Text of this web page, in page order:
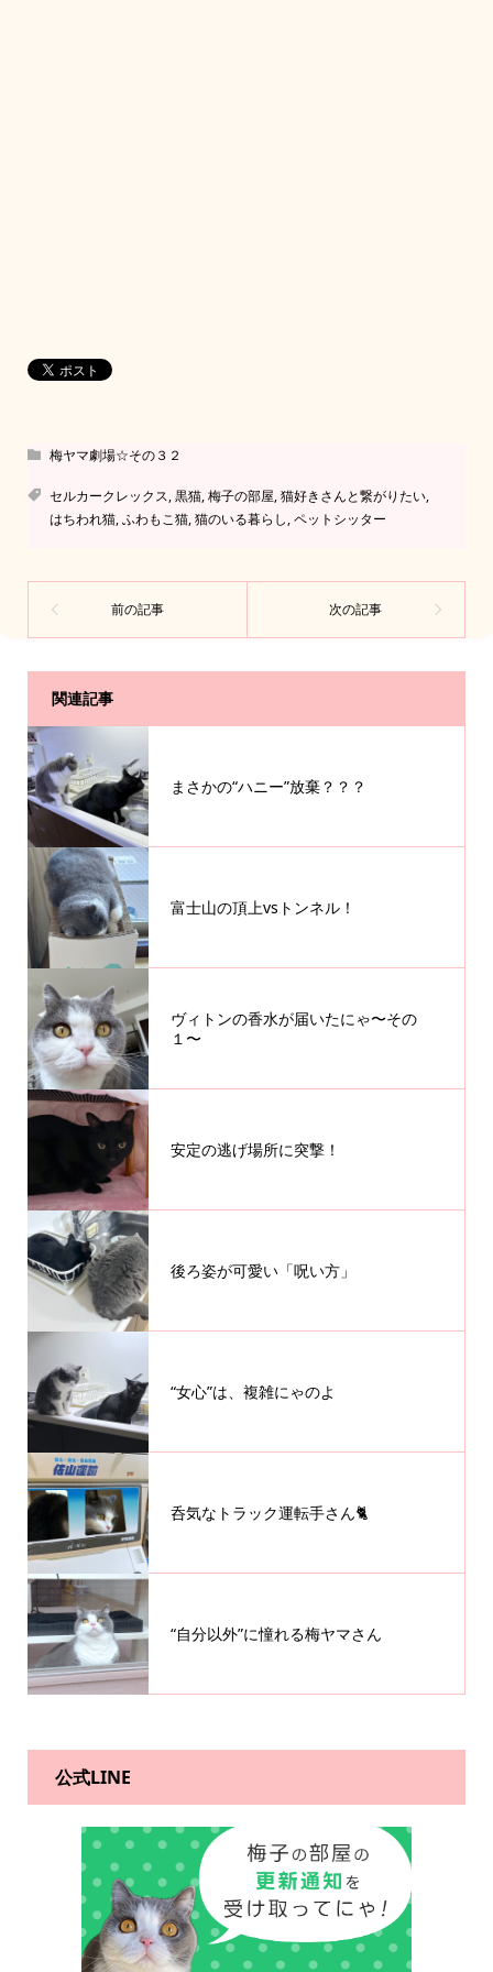
梅ヤマ劇場☆その３２
セルカークレックス,黒猫,梅子の部屋,猫好きさんと繋がりたい,
はちわれ猫,ふわもこ猫,猫のいる暮らし,ペットシッター
関連記事
まさかの“ハニー”放棄？？？
富士山の頂上vsトンネル！
ヴィトンの香水が届いたにゃ〜その
１〜
安定の逃げ場所に突撃！
後ろ姿が可愛い「呪い方」
“女心”は、複雑にゃのよ
呑気なトラック運転手さん🐈
“自分以外”に憧れる梅ヤマさん
公式LINE